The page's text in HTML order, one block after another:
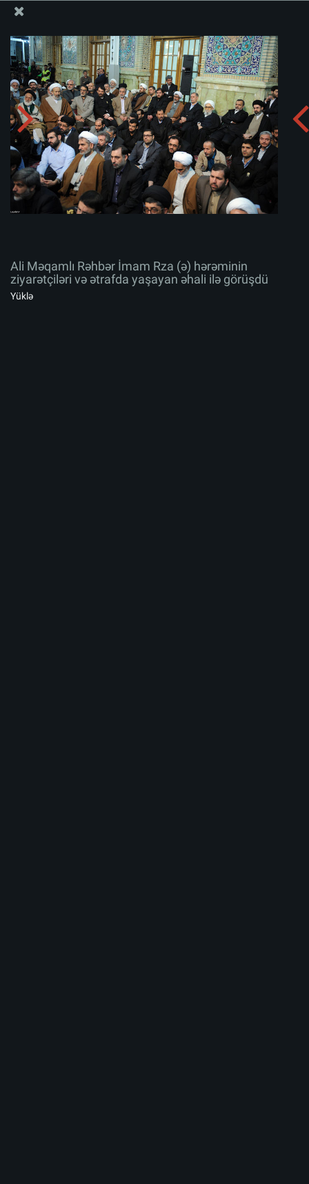
Ali Məqamlı Rəhbər İmam Rza (ə) hərəminin ziyarətçiləri
və ətrafda yaşayan əhali ilə görüşdü
Albomu yüklə:
Ali Məqamlı Rəhbər İmam Rza (ə) hərəminin
ziyarətçiləri və ətrafda yaşayan əhali ilə görüşdü
Yüklə